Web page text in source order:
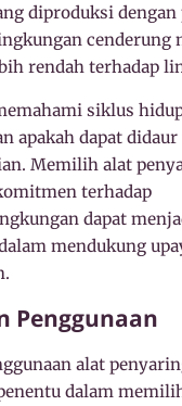
diproduksi
cenderung
rendah terhadap
siklus
apakah dapat
Memilih alat
terhadap
dapat
mendukung
Penggunaan
alat
dalam